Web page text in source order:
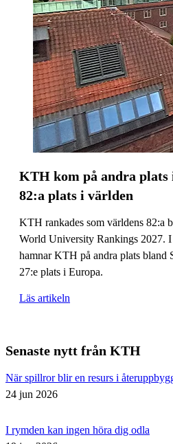
KTH kom på andra plats
82:a plats i världen
KTH rankades som världens 82:a
World University Rankings 2027.
hamnar KTH på andra plats bland
27:e plats i Europa.
Läs artikeln
Senaste nytt från KTH
När spillror blir en resurs i
24 jun 2026
I rymden kan ingen höra dig odla